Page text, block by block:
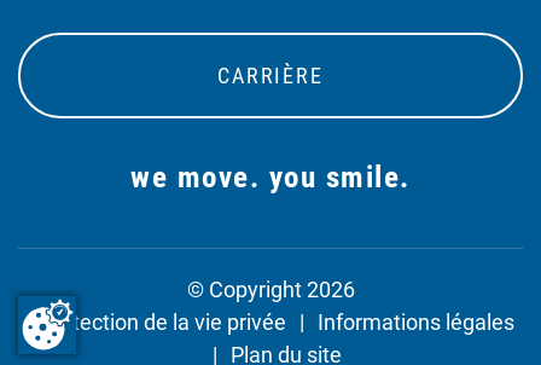
CARRIÈRE
we move. you smile.
© Copyright 2026
Protection de la vie privée
Informations légales
Plan du site